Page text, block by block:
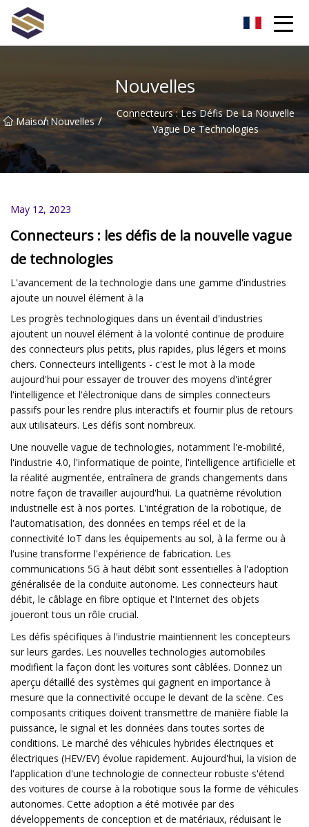
Nouvelles
Maison
/ Nouvelles /
Connecteurs : Les Défis De La Nouvelle
Vague De Technologies
May 12, 2023
Connecteurs : les défis de la nouvelle vague
de technologies
L'avancement de la technologie dans une gamme d'industries
ajoute un nouvel élément à la
Les progrès technologiques dans un éventail d'industries
ajoutent un nouvel élément à la volonté continue de produire
des connecteurs plus petits, plus rapides, plus légers et moins
chers. Connecteurs intelligents - c'est le mot à la mode
aujourd'hui pour essayer de trouver des moyens d'intégrer
l'intelligence et l'électronique dans de simples connecteurs
passifs pour les rendre plus interactifs et fournir plus de retours
aux utilisateurs. Les défis sont nombreux.
Une nouvelle vague de technologies, notamment l'e-mobilité,
l'industrie 4.0, l'informatique de pointe, l'intelligence artificielle et
la réalité augmentée, entraînera de grands changements dans
notre façon de travailler aujourd'hui. La quatrième révolution
industrielle est à nos portes. L'intégration de la robotique, de
l'automatisation, des données en temps réel et de la
connectivité IoT dans les équipements au sol, à la ferme ou à
l'usine transforme l'expérience de fabrication. Les
communications 5G à haut débit sont essentielles à l'adoption
généralisée de la conduite autonome. Les connecteurs haut
débit, le câblage en fibre optique et l'Internet des objets
joueront tous un rôle crucial.
Les défis spécifiques à l'industrie maintiennent les concepteurs
sur leurs gardes. Les nouvelles technologies automobiles
modifient la façon dont les voitures sont câblées. Donnez un
aperçu détaillé des systèmes qui gagnent en importance à
mesure que la connectivité occupe le devant de la scène. Ces
composants critiques doivent transmettre de manière fiable la
puissance, le signal et les données dans toutes sortes de
conditions. Le marché des véhicules hybrides électriques et
électriques (HEV/EV) évolue rapidement. Aujourd'hui, la vision de
l'application d'une technologie de connecteur robuste s'étend
des voitures de course à la robotique sous la forme de véhicules
autonomes. Cette adoption a été motivée par des
développements de conception et de matériaux, réduisant le